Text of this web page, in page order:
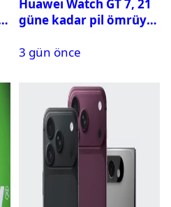
Huawei Watch GT 7, 21
güne kadar pil ömrüyle
3 gün önce